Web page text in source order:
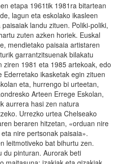
etapa 1961tik 1981ra bitartean
lagun eta eskolako ikasleen
landu zituen. Poliki-poliki,
zuten azken horiek. Euskal
mendietako paisaia artistaren
garrantzitsuenak bilakatu
1981 eta 1985 artekoak, edo
ikasketak egin zituen
eta, hurrengo bi urteetan,
Arteen Errege Eskolan,
aurrera hasi zen natura
Urrezko urtea Chelseako
beraren hitzetan, «orduan nire
nire pertsonak paisaia».
leitmotiveko bat bihurtu zen.
du pinturan. Aurorak beti